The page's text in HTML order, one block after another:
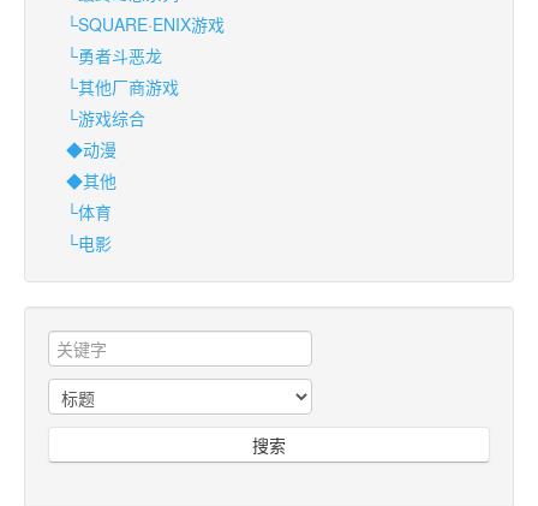
└SQUARE·ENIX游戏
└勇者斗恶龙
└其他厂商游戏
└游戏综合
◆动漫
◆其他
└体育
└电影
搜索